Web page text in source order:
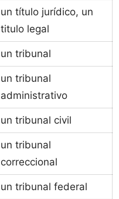
un título jurídico, un
titulo legal
un tribunal
un tribunal
administrativo
un tribunal civil
un tribunal
correccional
un tribunal federal